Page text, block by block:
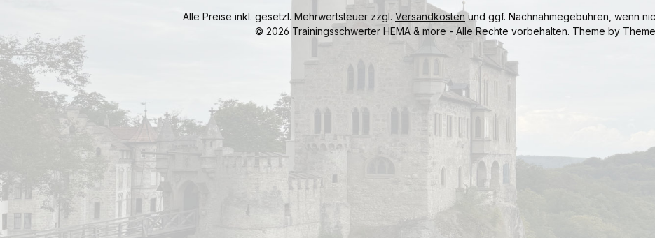
Alle Preise inkl. gesetzl. Mehrwertsteuer zzgl. Versandkosten und ggf. Nachnahmegebühren, wenn
© 2026 Trainingsschwerter HEMA & more - Alle Rechte vorbehalten. Theme by